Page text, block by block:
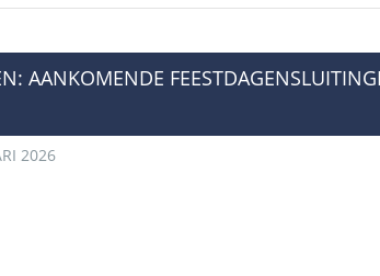
AANKOMENDE
2026